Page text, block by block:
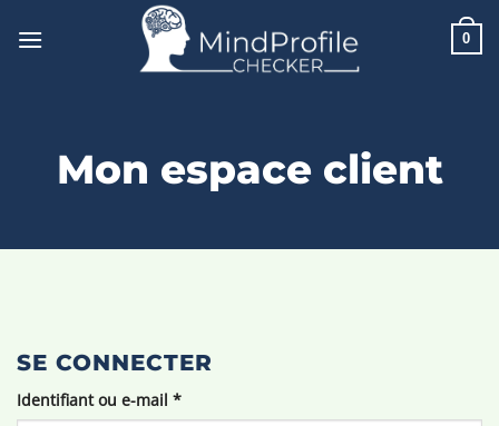
au
0
Mon espace client
SE CONNECTER
Identifiant ou e-mail *Obligatoire